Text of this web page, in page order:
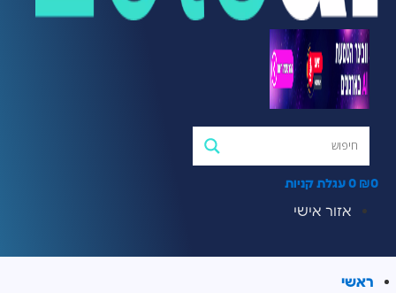
₪0
0 עגלת קניות
אזור אישי
ראשי